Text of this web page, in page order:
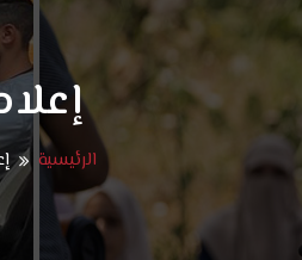
الرئيسية